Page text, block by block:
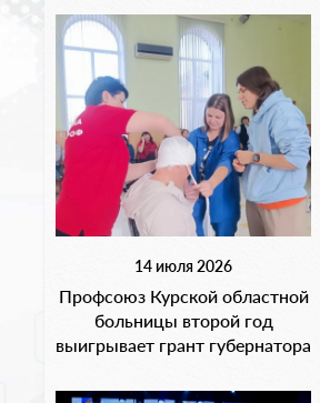
14 июля 2026
Профсоюз Курской областной
больницы второй год
выигрывает грант губернатора